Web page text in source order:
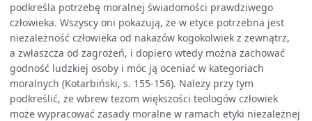
podkreśla potrzebę moralnej świadomości prawdziwego
człowieka. Wszyscy oni pokazują, że w etyce potrzebna jest
niezależność człowieka od nakazów kogokolwiek z zewnątrz,
a zwłaszcza od zagrożeń, i dopiero wtedy można zachować
godność ludzkiej osoby i móc ją oceniać w kategoriach
moralnych (Kotarbiński, s. 155-156). Należy przy tym
podkreślić, że wbrew tezom większości teologów człowiek
może wypracować zasady moralne w ramach etyki niezależnej